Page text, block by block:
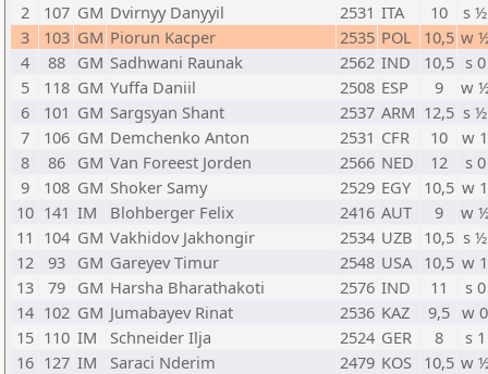
2
107 GM Dvirnyy Danyyil 2531 ITA 10
s ½
3
103 GM Piorun Kacper 2535 POL 10,5 w
4
88 GM Sadhwani Raunak 2562 IND 10,5 s 0
5
118 GM Yuffa Daniil 2508 ESP 9
w
6
101 GM Sargsyan Shant 2537 ARM 12,5 s ½
7
106 GM Demchenko Anton 2531 CFR 10
w 1
8
86 GM Van Foreest Jorden 2566 NED 12
s 0
9
108 GM Shoker Samy 2529 EGY 10,5 w 1
10 141 IM Blohberger Felix 2416 AUT 9
w
11 104 GM Vakhidov Jakhongir 2534 UZB 10,5 s ½
12
93 GM Gareyev Timur 2548 USA 10,5 w 1
13
79 GM Harsha Bharathakoti 2576 IND 11
s 0
14 102 GM Jumabayev Rinat 2536 KAZ 9,5 w 0
15 110 IM Schneider Ilja 2524 GER 8
s 1
16 127 IM Saraci Nderim 2479 KOS 10,5 w